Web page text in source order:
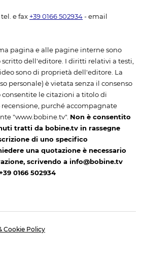
e fax +39 0166 502934 - email
pagina e alle pagine interne sono
scritto dell'editore. I diritti relativi a testi,
sono di proprietà dell'editore. La
personale) è vietata senza il consenso
le citazioni a titolo di
recensione, purché accompagnate
"www.bobine.tv". Non è consentito
tratti da bobine.tv in rassegne
di uno specifico
una quotazione è necessario
scrivendo a info@bobine.tv
0166 502934
Cookie Policy